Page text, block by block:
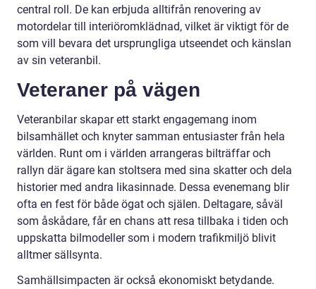
central roll. De kan erbjuda alltifrån renovering av
motordelar till interiöromklädnad, vilket är viktigt för de
som vill bevara det ursprungliga utseendet och känslan
av sin veteranbil.
Veteraner på vägen
Veteranbilar skapar ett starkt engagemang inom
bilsamhället och knyter samman entusiaster från hela
världen. Runt om i världen arrangeras bilträffar och
rallyn där ägare kan stoltsera med sina skatter och dela
historier med andra likasinnade. Dessa evenemang blir
ofta en fest för både ögat och själen. Deltagare, såväl
som åskådare, får en chans att resa tillbaka i tiden och
uppskatta bilmodeller som i modern trafikmiljö blivit
alltmer sällsynta.
Samhällsimpacten är också ekonomiskt betydande.